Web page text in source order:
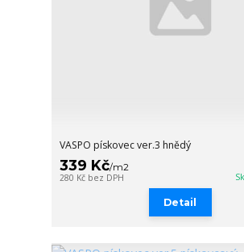
VASPO pískovec ver.3 hnědý
339 Kč/m2
280 Kč bez DPH
Detail